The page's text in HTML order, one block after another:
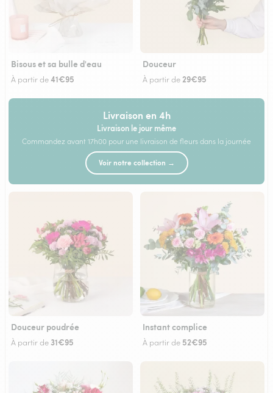
Bisous et sa bulle d'eau
À partir de41€95
Douceur
À partir de 29€95
Livraison en 4h
Livraison le jour même
Commandez avant 17h00 pour une livraison de fleurs dans la journée
Voir notre collection →
Douceur poudrée
À partir de 31€95
Instant complice
À partir de 52€95